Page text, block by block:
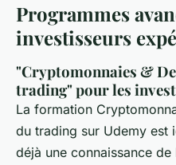
Programmes
investisseurs
"Cryptomonnaies &
trading" pour les
La formation
du trading sur Udemy est
déjà une connaissance